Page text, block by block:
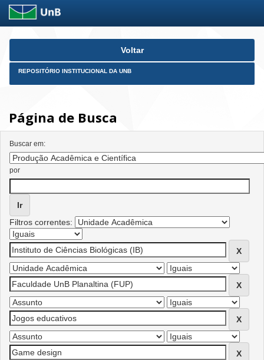
Skip
Voltar
REPOSITÓRIO INSTITUCIONAL DA UNB
Página de Busca
Buscar em:
por
Filtros correntes: